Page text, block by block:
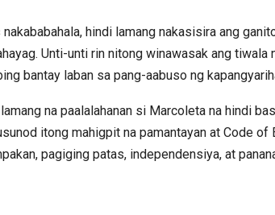
nakababahala, hindi lamang nakasisira ang
Unti-unti rin nitong winawasak ang
bantay laban sa pang-aabuso ng
na paalalahanan si Marcoleta na hindi
itong mahigpit na pamantayan at Code
pagiging patas, independensiya, at